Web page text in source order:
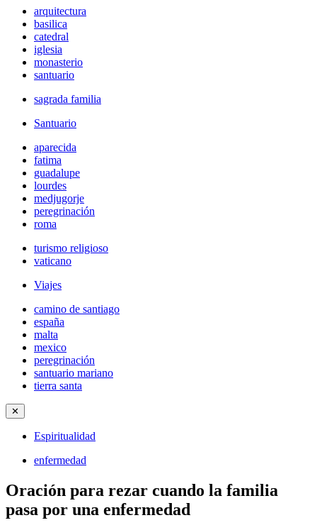
arquitectura
basilica
catedral
iglesia
monasterio
santuario
sagrada familia
Santuario
aparecida
fatima
guadalupe
lourdes
medjugorje
peregrinación
roma
turismo religioso
vaticano
Viajes
camino de santiago
españa
malta
mexico
peregrinación
santuario mariano
tierra santa
✕
Espiritualidad
enfermedad
Oración para rezar cuando la familia
pasa por una enfermedad